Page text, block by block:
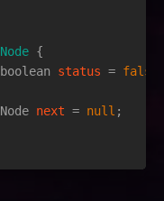
Node {
boolean status = false
Node next = null ;